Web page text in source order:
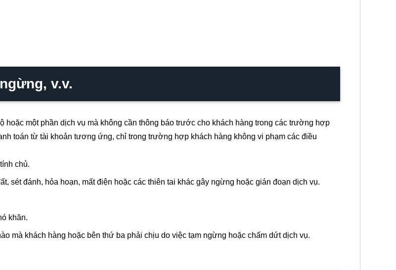
v.v.
hoặc một phần dịch vụ mà không cần thông báo trước cho khách hàng trong các trường hợp
toán từ tài khoản tương ứng, chỉ trong trường hợp khách hàng không vi phạm các điều
chủ.
sét đánh, hỏa hoạn, mất điện hoặc các thiên tai khác gây ngừng hoặc gián đoạn dịch vụ.
khăn.
mà khách hàng hoặc bên thứ ba phải chịu do việc tạm ngừng hoặc chấm dứt dịch vụ.